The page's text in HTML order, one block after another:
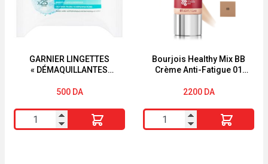
GARNIER LINGETTES
« DÉMAQUILLANTES
« PUREACTIVE » « 2EN1 »
500 DA
quantité
de
Bourjois Healthy Mix BB
Crème Anti-Fatigue 01
2200 DA
quantité
de